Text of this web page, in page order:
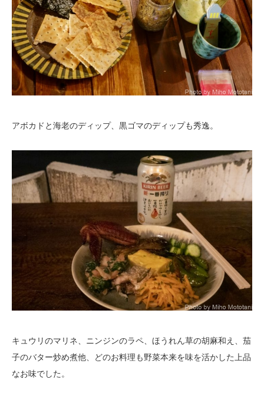
アボカドと海老のディップ、黒ゴマのディップも秀逸。
キュウリのマリネ、ニンジンのラペ、ほうれん草の胡麻和え、茄
子のバター炒め煮他、どのお料理も野菜本来を味を活かした上品
なお味でした。